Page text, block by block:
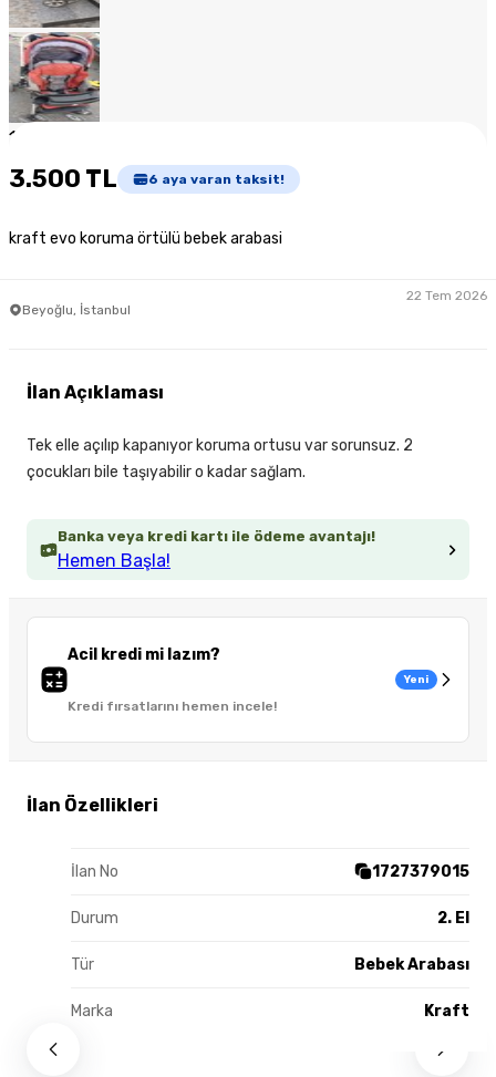
1
3.500 TL 6 aya varan taksit!
kraft evo koruma örtülü bebek arabasi
Beyoğlu, İstanbul
22 Tem 2026
Banka veya kredi kartı ile ödeme avantajı!
Hemen Başla!
Acil kredi mi lazım?
Kredi fırsatlarını hemen incele!
Yeni
İlan Özellikleri
İlan No 1727379015
Durum 2. El
Tür Bebek Arabası
Marka Kraft
İlan Açıklaması
Tek elle açılıp kapanıyor koruma ortusu var sorunsuz. 2
çocukları bile taşıyabilir o kadar sağlam.